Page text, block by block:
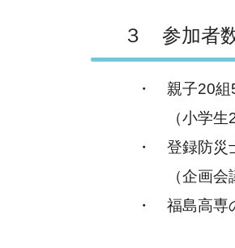
３ 参加者
・ 親子20組57
（小学生25名
・ 登録防災士
（企画会議を８
・ 福島高専の